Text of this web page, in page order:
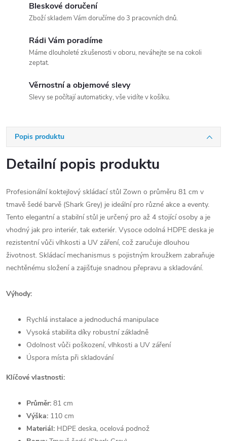
Bleskové doručení
Zboží skladem Vám doručíme do 3 pracovních dnů.
Rádi Vám poradíme
Máme dlouholeté zkušenosti v oboru, neváhejte se na cokoli
zeptat.
Věrnostní a objemové slevy
Slevy se počítají automaticky, vše vidíte v košíku.
Popis produktu
Detailní popis produktu
Profesionální koktejlový skládací stůl Zown o průměru 81 cm v
tmavě šedé barvě (Shark Grey) je ideální pro různé akce a eventy.
Tento elegantní a stabilní stůl je určený pro až 4 stojící osoby a je
vhodný jak pro interiér, tak exteriér. Vysoce odolná HDPE deska je
rezistentní vůči vlhkosti a UV záření, což zaručuje dlouhou
životnost. Skládací mechanismus s pojistným kroužkem zabraňuje
nechtěnému složení a zajišťuje snadnou přepravu a skladování.
Výhody:
Rychlá instalace a jednoduchá manipulace
Vysoká stabilita díky robustní základně
Odolnost vůči poškození, vlhkosti a UV záření
Úspora místa při skladování
Klíčové vlastnosti:
Průměr: 81 cm
Výška: 110 cm
Materiál: HDPE deska, ocelová podnož